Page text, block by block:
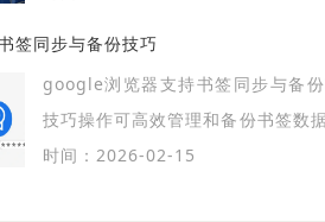
签同步与备份技巧
google浏览器支持书签同步与备
技巧操作可高效管理和备份书签数
安全，实现顺畅高效的浏览器使用体
时间：2026-02-15